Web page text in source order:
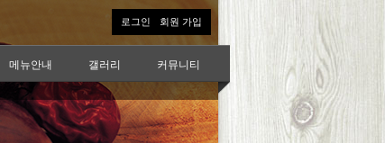
로그인 회원 가입
메뉴안내 갤러리 커뮤니티